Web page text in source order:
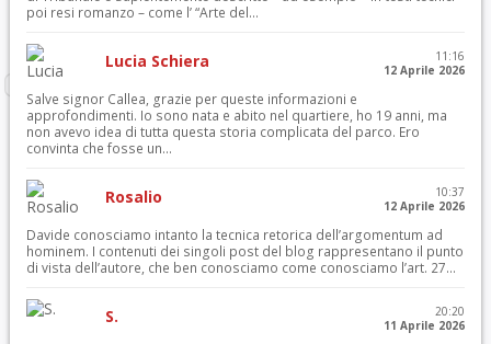
poi resi romanzo – come l’ “Arte del...
Lucia Schiera
11:16
12 Aprile 2026
Salve signor Callea, grazie per queste informazioni e
approfondimenti. Io sono nata e abito nel quartiere, ho 19 anni, ma
non avevo idea di tutta questa storia complicata del parco. Ero
convinta che fosse un...
Rosalio
10:37
12 Aprile 2026
Davide conosciamo intanto la tecnica retorica dell’argomentum ad
hominem. I contenuti dei singoli post del blog rappresentano il punto
di vista dell’autore, che ben conosciamo come conosciamo l’art. 27...
S.
20:20
11 Aprile 2026